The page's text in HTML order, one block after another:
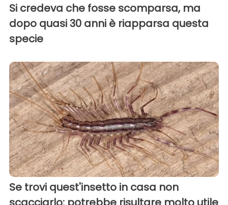
Si credeva che fosse scomparsa, ma
dopo quasi 30 anni è riapparsa questa
specie
Se trovi quest'insetto in casa non